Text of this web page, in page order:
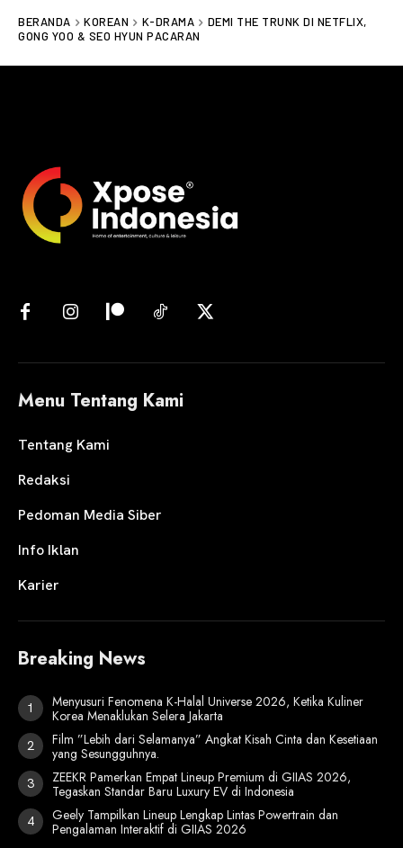
BERANDA KOREAN K-DRAMA
DEMI THE TRUNK DI NETFLIX,
GONG YOO & SEO HYUN PACARAN
Menu Tentang Kami
Tentang Kami
Redaksi
Pedoman Media Siber
Info Iklan
Karier
Breaking News
Menyusuri Fenomena K-Halal Universe 2026, Ketika Kuliner
Korea Menaklukan Selera Jakarta
Film ”Lebih dari Selamanya” Angkat Kisah Cinta dan Kesetiaan
yang Sesungguhnya.
ZEEKR Pamerkan Empat Lineup Premium di GIIAS 2026,
Tegaskan Standar Baru Luxury EV di Indonesia
Geely Tampilkan Lineup Lengkap Lintas Powertrain dan
Pengalaman Interaktif di GIIAS 2026